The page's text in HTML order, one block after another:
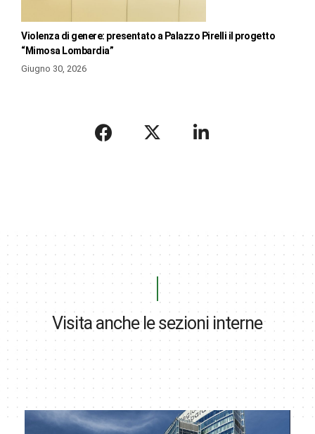
Violenza di genere: presentato a Palazzo Pirelli il progetto
“Mimosa Lombardia”
Giugno 30, 2026
Visita anche le sezioni interne